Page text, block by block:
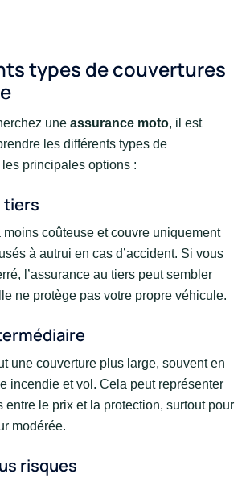
types de couvertures
une assurance moto, il est
les différents types de
principales options :
tiers
coûteuse et couvre uniquement
à autrui en cas d’accident. Si vous
l’assurance au tiers peut sembler
ne protège pas votre propre véhicule.
une couverture plus large, souvent en
incendie et vol. Cela peut représenter
entre le prix et la protection, surtout pour
modérée.
risques